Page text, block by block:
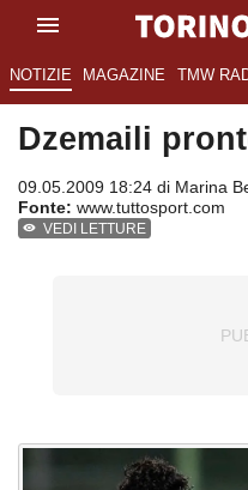
NOTIZIE MAGAZINE TMW
Dzemaili
09.05.2009 18:24 di Marina
Fonte: www.tuttosport.com
VEDI LETTURE